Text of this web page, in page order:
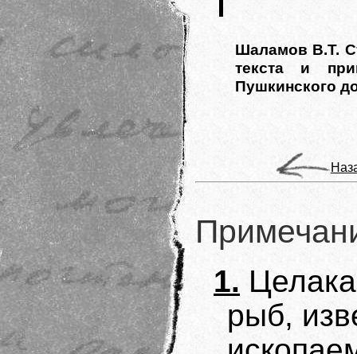
Шаламов В.Т.
текста и
Пушкинского
1.
рыб,